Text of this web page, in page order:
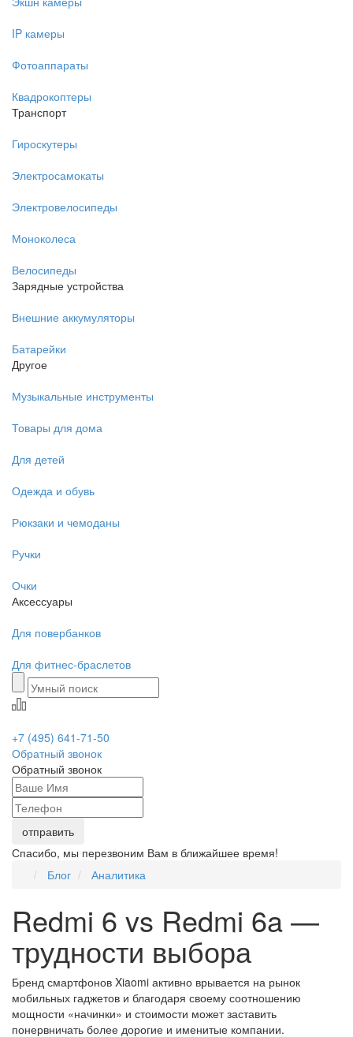
IP камеры
Фотоаппараты
Квадрокоптеры
Транспорт
Гироскутеры
Электросамокаты
Электровелосипеды
Моноколеса
Велосипеды
Зарядные устройства
Внешние аккумуляторы
Батарейки
Другое
Музыкальные инструменты
Товары для дома
Для детей
Одежда и обувь
Рюкзаки и чемоданы
Ручки
Очки
Аксессуары
Для повербанков
Для фитнес-браслетов
+7 (495) 641-71-50
Обратный звонок
Обратный звонок
Спасибо, мы перезвоним Вам в ближайшее время!
Блог
Аналитика
Redmi 6 vs Redmi 6a —
трудности выбора
Бренд смартфонов Xiaomi активно врывается на рынок
мобильных гаджетов и благодаря своему соотношению
мощности «начинки» и стоимости может заставить
понервничать более дорогие и именитые компании.